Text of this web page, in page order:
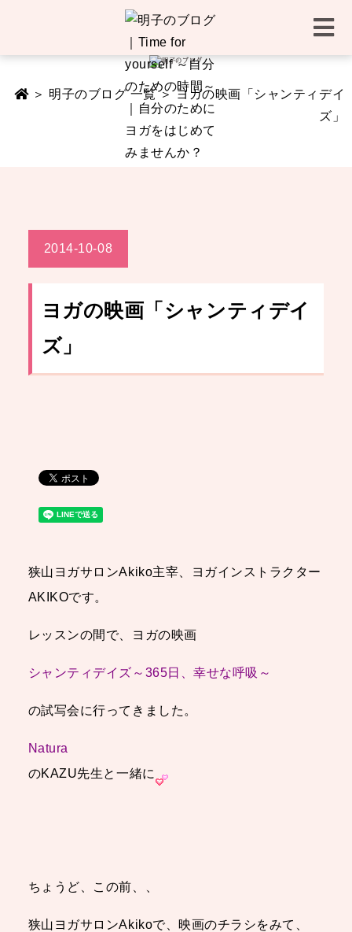
＞ 明子のブログ 一覧＞ ヨガの映画「シャンティデイ
ズ」
2014-10-08
ヨガの映画「シャンティデイ
ズ」
狭山ヨガサロンAkiko主宰、ヨガインストラクター
AKIKOです。
レッスンの間で、ヨガの映画
シャンティデイズ～365日、幸せな呼吸～
の試写会に行ってきました。
Natura
のKAZU先生と一緒に
ちょうど、この前、、
狭山ヨガサロンAkikoで、映画のチラシをみて、